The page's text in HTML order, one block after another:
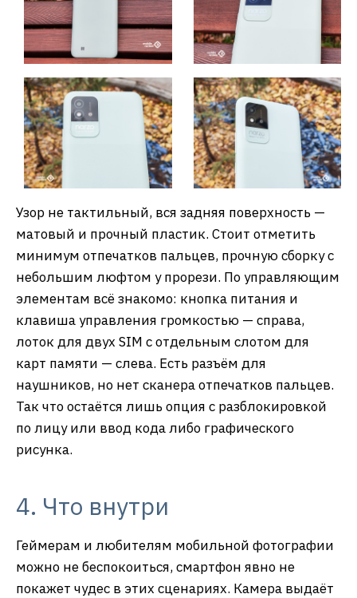
Узор не тактильный, вся задняя поверхность —
матовый и прочный пластик. Стоит отметить
минимум отпечатков пальцев, прочную сборку с
небольшим люфтом у прорези. По управляющим
элементам всё знакомо: кнопка питания и
клавиша управления громкостью — справа,
лоток для двух SIM с отдельным слотом для
карт памяти — слева. Есть разъём для
наушников, но нет сканера отпечатков пальцев.
Так что остаётся лишь опция с разблокировкой
по лицу или ввод кода либо графического
рисунка.
4. Что внутри
Геймерам и любителям мобильной фотографии
можно не беспокоиться, смартфон явно не
покажет чудес в этих сценариях. Камера выдаёт